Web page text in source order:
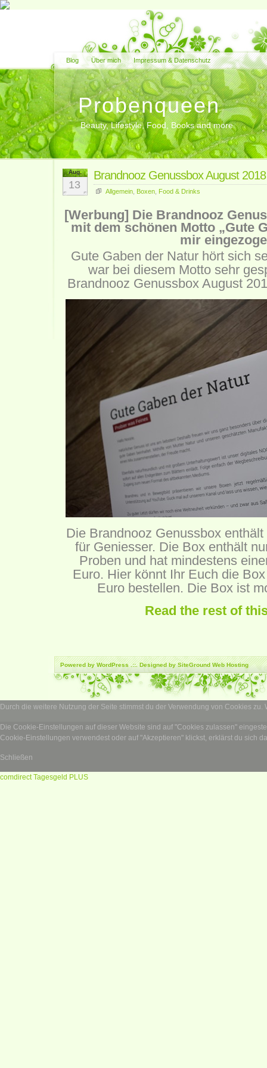
Blog Über mich Impressum & Datenschutz
Probenqueen
Beauty, Lifestyle, Food, Books and more
Aug.
13
Brandnooz Genussbox August
Allgemein Boxen Food & Drinks
[Werbung] Die Brandnooz
mit dem schönen Motto „Gute
mir
Gute Gaben der Natur hört sich
war bei diesem Motto sehr
Brandnooz Genussbox August
Die Brandnooz Genussbox
für Geniesser. Die Box enthält
Proben und hat mindestens
Euro. Hierkönnt Ihr Euch die
Euro bestellen. Die Box ist
Read the rest of
Powered byWordPress.::. Designed by SiteGroundWeb Hosting
Durch die weitere Nutzung der Seite stimmst du der Verwendung von Cookies zu.
Die Cookie-Einstellungen auf dieser Website sind auf "Cookies zulassen"
Cookie-Einstellungen verwendest oder auf "Akzeptieren" klickst, erklärst du sich
Schließen
comdirect Tagesgeld PLUS